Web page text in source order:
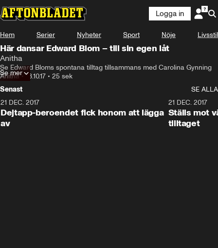
Logga in
Hem Serier Nyheter Sport Nöje Livsstil
Här dansar Edward Blom – till sin egen låt
Anitha
Se Edward Bloms spontana tilltag tillsammans med Carolina Gynning
Anitha•18.10.17 • 25 sek
Se mer
Senast
SE ALLA
21 DEC. 2017
Dejtapp-beroendet fick honom att lägga
av
21 DEC. 2017
Ställs mot
tilltaget